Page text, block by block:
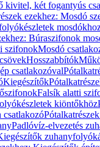
kivitel, két fogantyús
ezekhez: Mosdó
Búraszifonok
szifonokMosdó
Hosszabbítók
csatlakozóval
Kiegészítők
Falsík alatti
kiöntőkhöz
csatlakozó
Padlóvíz-elvezetés